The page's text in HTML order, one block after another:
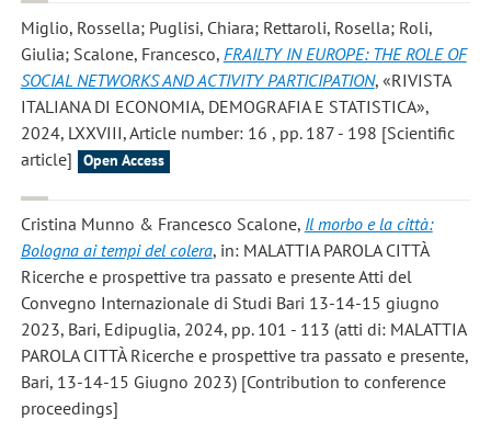
Miglio, Rossella; Puglisi, Chiara; Rettaroli, Rosella; Roli,
Giulia; Scalone, Francesco, FRAILTY IN EUROPE: THE ROLE OF
SOCIAL NETWORKS AND ACTIVITY PARTICIPATION, «RIVISTA
ITALIANA DI ECONOMIA, DEMOGRAFIA E STATISTICA»,
2024, LXXVIII, Article number: 16 , pp. 187 - 198 [Scientific
article]
Open Access
Cristina Munno & Francesco Scalone, Il morbo e la città:
Bologna ai tempi del colera, in: MALATTIA PAROLA CITTÀ
Ricerche e prospettive tra passato e presente Atti del
Convegno Internazionale di Studi Bari 13-14-15 giugno
2023, Bari, Edipuglia, 2024, pp. 101 - 113 (atti di: MALATTIA
PAROLA CITTÀ Ricerche e prospettive tra passato e presente,
Bari, 13-14-15 Giugno 2023) [Contribution to conference
proceedings]